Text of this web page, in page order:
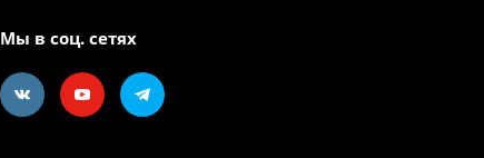
Мы в соц. сетях